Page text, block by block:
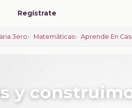
Regístrate
3ero Matemáticas Aprende En
y